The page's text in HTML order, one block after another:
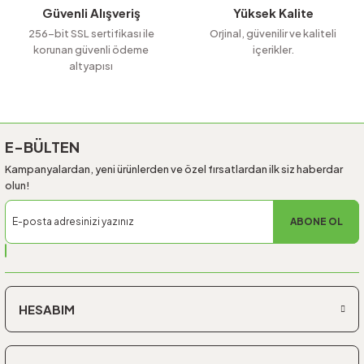
Güvenli Alışveriş
256-bit SSL sertifikası ile
korunan güvenli ödeme
altyapısı
Yüksek Kalite
Orjinal, güvenilir ve kaliteli
içerikler.
E-BÜLTEN
Kampanyalardan, yeni ürünlerden ve özel fırsatlardan ilk siz haberdar
olun!
ABONE OL
HESABIM